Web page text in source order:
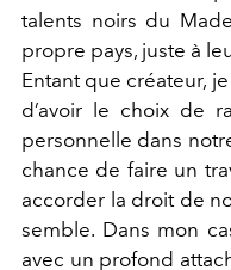
talents noirs du
propre pays, juste à
Entant que créateur,
d’avoir le choix de
personnelle dans
chance de faire un
accorder la droit de
semble. Dans mon
avec un profond